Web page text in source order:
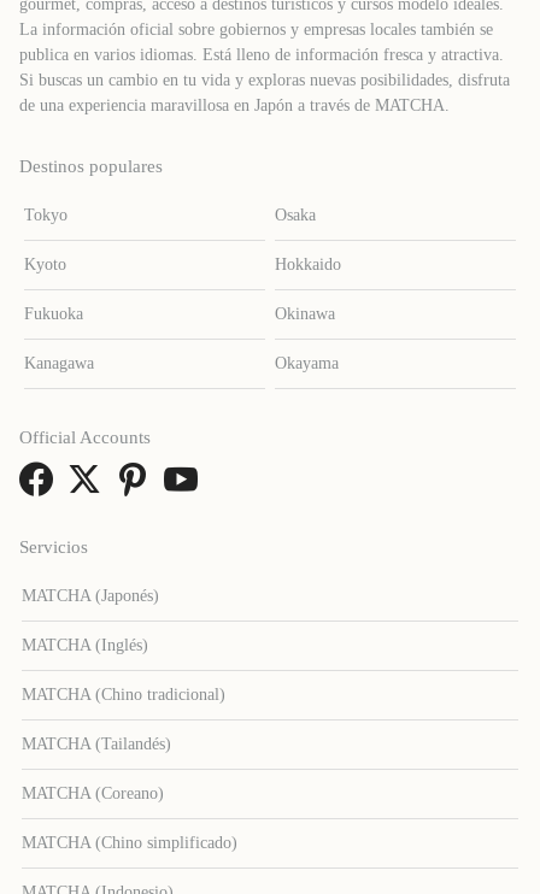
gourmet, compras, acceso a destinos turísticos y cursos modelo ideales.
La información oficial sobre gobiernos y empresas locales también se
publica en varios idiomas. Está lleno de información fresca y atractiva.
Si buscas un cambio en tu vida y exploras nuevas posibilidades, disfruta
de una experiencia maravillosa en Japón a través de MATCHA.
Destinos populares
Tokyo Osaka
Kyoto Hokkaido
Fukuoka Okinawa
Kanagawa Okayama
Servicios
MATCHA (Japonés)
MATCHA (Inglés)
MATCHA (Chino tradicional)
MATCHA (Tailandés)
MATCHA (Coreano)
MATCHA (Chino simplificado)
Official Accounts